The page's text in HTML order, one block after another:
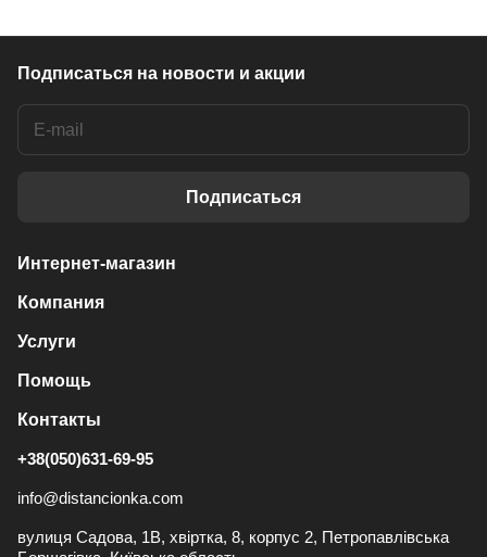
Подписаться на новости и акции
Подписаться
Интернет-магазин
Компания
Услуги
Помощь
Контакты
+38(050)631-69-95
info@distancionka.com
вулиця Садова, 1В, хвіртка, 8, корпус 2, Петропавлівська